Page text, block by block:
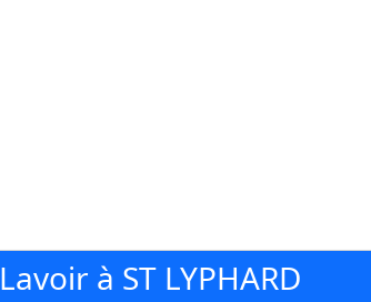
Lavoir à ST LYPHARD